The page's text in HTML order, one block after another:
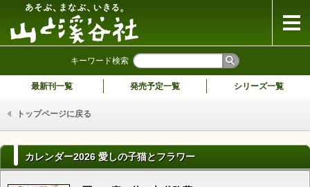
キーワード検索
最新刊一覧 発売予定一覧 シリーズ一覧
トップページに戻る
カレンダー2026 愛しの子猫とフラワー